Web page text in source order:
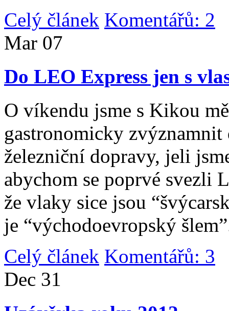
Celý článek Komentářů: 2
Mar 07
Do LEO Express jen s
O víkendu jsme s Kikou
gastronomicky
železniční dopravy, jeli
abychom se poprvé svezli
že vlaky sice jsou
je “východoevropský
Celý článek Komentářů: 3
Dec 31